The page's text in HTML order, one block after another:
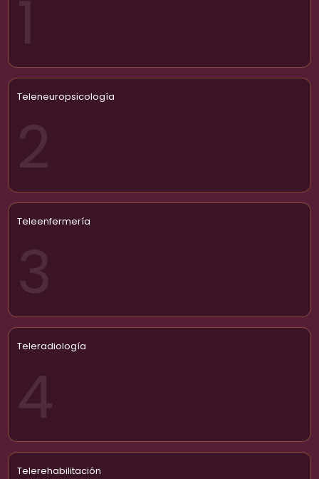
Teleneuropsicología
Teleenfermería
Teleradiología
Telerehabilitación